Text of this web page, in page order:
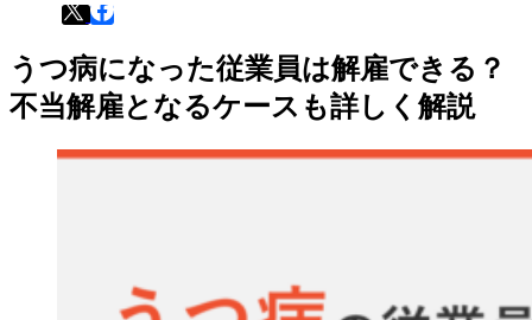
うつ病になった従業員は解雇できる？
不当解雇となるケースも詳しく解説